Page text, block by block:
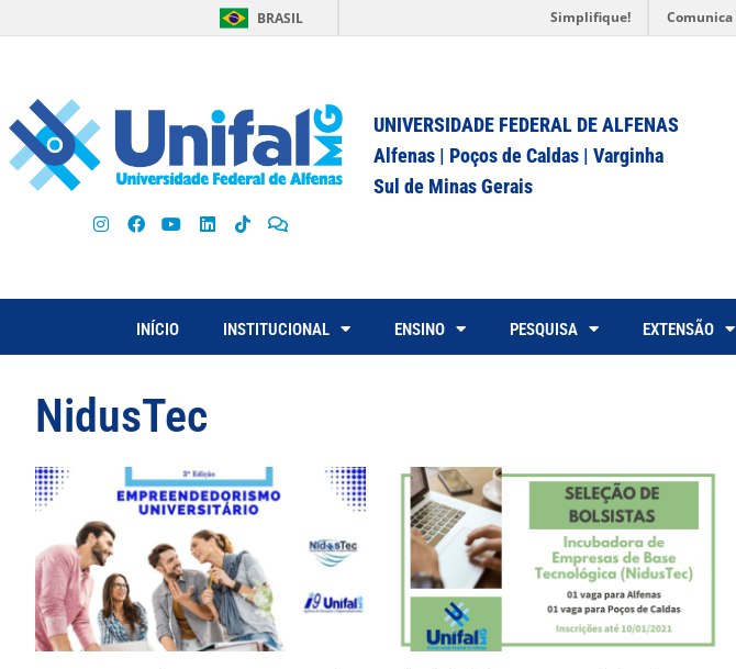
BRASIL Simplifique! Comunica
UNIVERSIDADE FEDERAL DE ALFENAS
Alfenas | Poços de Caldas | Varginha
Sul de Minas Gerais
INÍCIO INSTITUCIONAL ENSINO PESQUISA EXTENSÃO
NidusTec